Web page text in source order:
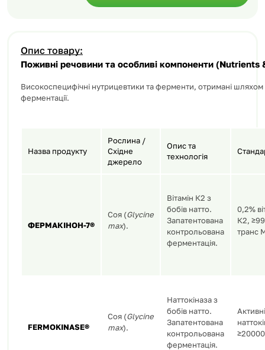
Опис товару:
Поживні речовини та особливі компоненти
Високоспецифічні нутрицевтики та ферменти, отримані шляхом
ферментації.
Назва продукту
Рослина /
Східне
джерело
Опис та
технологія
ФЕРМАКІНОН-7®
Соя (Glycine
max).
Вітамін К2 з
бобів натто.
Запатентована
контрольована
ферментація.
0,2%
К2, ≥99
транс
FERMOKINASE®
Соя (Glycine
max).
Наттокіназа з
бобів натто.
Запатентована
контрольована
ферментація.
≥20000